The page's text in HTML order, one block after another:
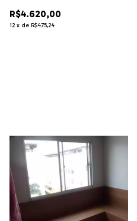
R$4.620,00
12 x de R$475,24